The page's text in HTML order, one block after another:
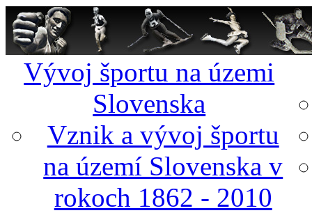
Vývoj športu na územi
Slovenska
Vznik a vývoj športu
na území Slovenska v
rokoch 1862 - 2010